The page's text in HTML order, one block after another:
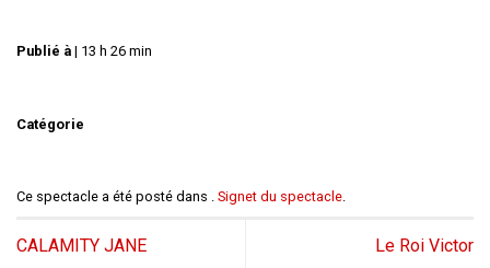
Publié à | 13 h 26 min
Catégorie
Ce spectacle a été posté dans . Signet du spectacle.
CALAMITY JANE Le Roi Victor